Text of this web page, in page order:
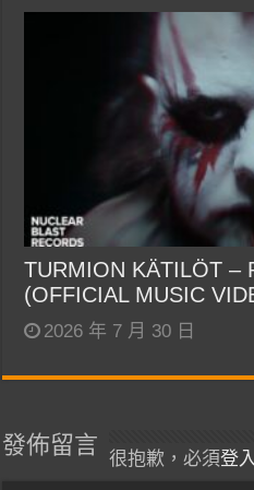
TURMION KÄTILÖT –
(OFFICIAL MUSIC
2026 年 7 月 30 日
發佈留言
很抱歉，必須登